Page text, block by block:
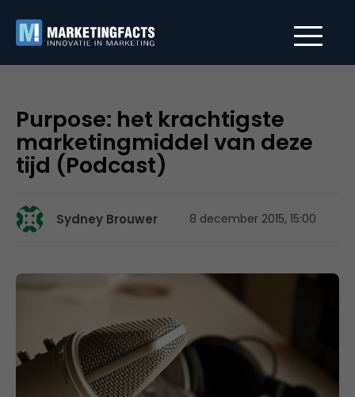
Purpose: het krachtigste
marketingmiddel van deze
tijd (Podcast)
Sydney Brouwer 8 december 2015, 15:00